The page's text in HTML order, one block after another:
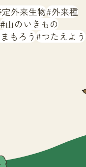
外来生物 外来種
山のいきもの
まもろう つたえよう